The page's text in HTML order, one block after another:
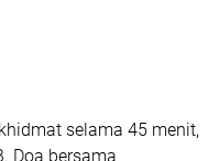
selama 45 menit,
Doa bersama